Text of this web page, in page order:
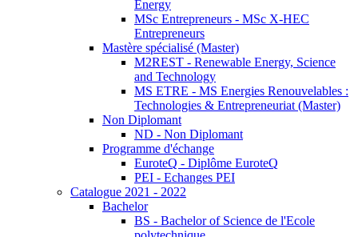
Energy
MSc Entrepreneurs - MSc X-HEC
Entrepreneurs
Mastère spécialisé (Master)
M2REST - Renewable Energy, Science
and Technology
MS ETRE - MS Energies Renouvelables :
Technologies & Entrepreneuriat (Master)
Non Diplomant
ND - Non Diplomant
Programme d'échange
EuroteQ - Diplôme EuroteQ
PEI - Echanges PEI
Catalogue 2021 - 2022
Bachelor
BS - Bachelor of Science de l'Ecole